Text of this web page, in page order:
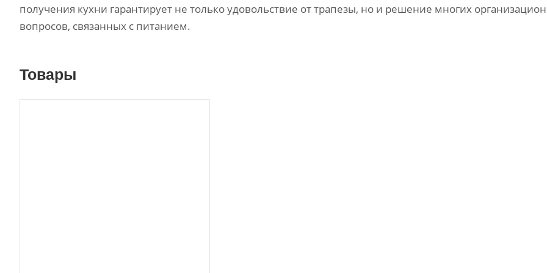
получения кухни гарантирует не только удовольствие от трапезы, но и решение многих
вопросов, связанных с питанием.
Товары